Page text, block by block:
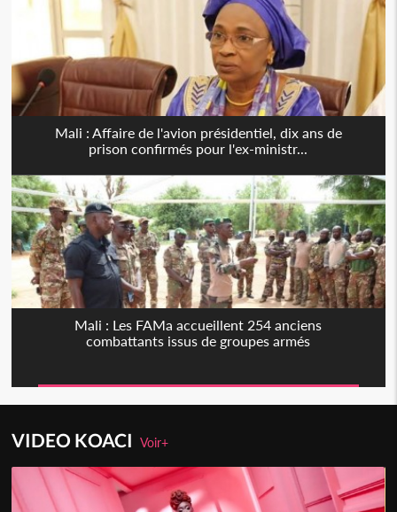
Mali : Affaire de l'avion présidentiel, dix ans de
prison confirmés pour l'ex-ministr...
Mali : Les FAMa accueillent 254 anciens
combattants issus de groupes armés
VIDEO KOACIVoir+